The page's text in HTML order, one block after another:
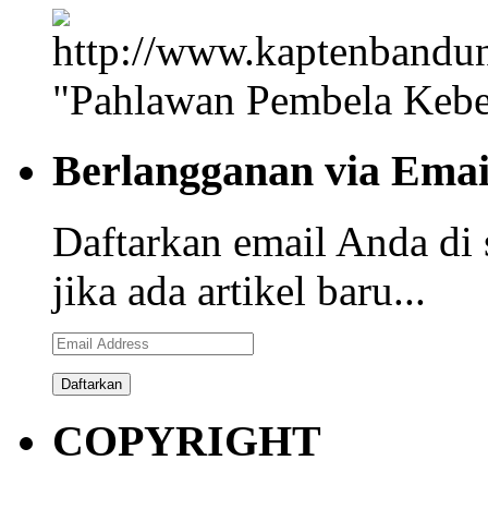
"Pahlawan Pembela
Berlangganan via
Daftarkan email Anda
jika ada artikel baru...
Email
Address
COPYRIGHT